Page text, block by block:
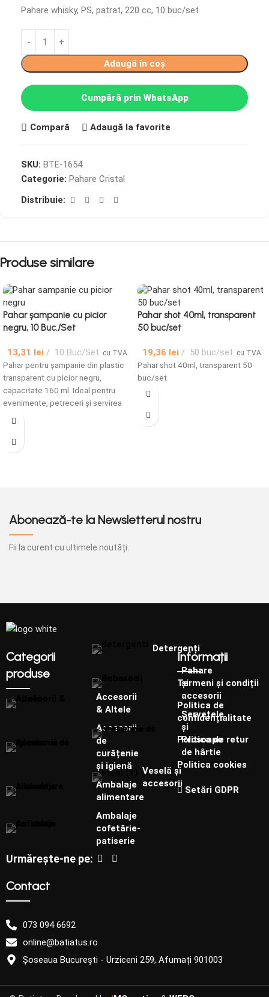
Pahare whisky, PS, patrat, 220 cc, 10 buc/set
Adaugă în coș
Cumpără prin WhatsApp
Compară Adaugă la favorite
SKU: BTE-1654
Categorie: Pahare Cristal
Distribuie:
Produse similare
Pahar șampanie cu picior
negru, 10 Buc./Set
13,31 lei 10 Buc/Set cu TVA
Pahar pentru șampanie din plastic
transparent cu picior negru,
capacitate 160 ml. Ideal pentru
evenimente, petreceri și servirea
Pahar shot 40ml, transparent
50 buc/set
19,36 lei 50 buc/set cu TVA
Pahar shot 40ml, transparent 50
buc/set
Abonează-te la Newsletterul nostru
Fii la curent cu ultimele noutăți.
Categorii
produse
Accesorii
& Altele
Accesorii
de
curățenie
și igienă
Ambalaje
alimentare
Ambalaje
cofetărie-
patiserie
Detergenți
Pahare
și
accesorii
Șervețele
și
Prosoape
de hârtie
Veselă și
accesorii
Informații
Termeni și condiții
Politica de
confidențialitate
Politica de retur
Politica cookies
Setări GDPR
Urmărește-ne pe:
Contact
073 094 6692
online@batiatus.ro
Șoseaua București - Urziceni 259, Afumați 901003